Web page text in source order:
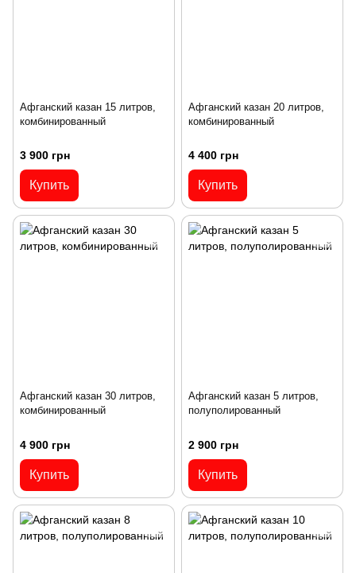
Афганский казан 15 литров,
комбинированный
3 900 грн
Купить
Афганский казан 20 литров,
комбинированный
4 400 грн
Купить
Афганский казан 30 литров,
комбинированный
4 900 грн
Купить
Афганский казан 5 литров,
полуполированный
2 900 грн
Купить